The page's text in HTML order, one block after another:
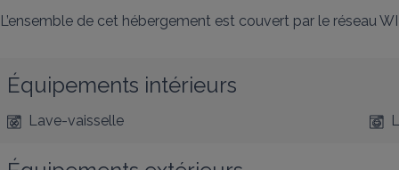
L’ensemble de cet hébergement est couvert par le réseau
Équipements intérieurs
Lave-vaisselle